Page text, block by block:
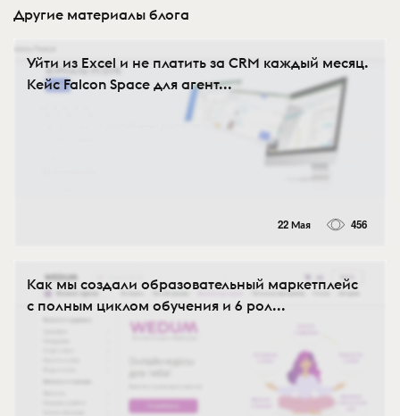
Другие материалы блога
Уйти из Excel и не платить за CRM каждый месяц.
Кейс Falcon Space для агент...
22 Мая 456
Как мы создали образовательный маркетплейс
с полным циклом обучения и 6 рол...